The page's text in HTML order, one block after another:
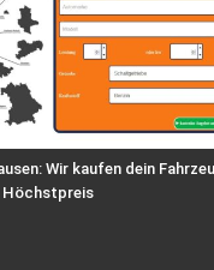
Wir kaufen dein
Höchstpreis